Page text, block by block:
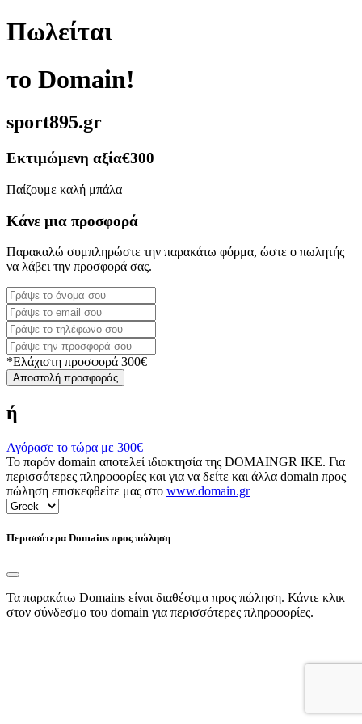
Πωλείται
το Domain!
sport895.gr
Εκτιμώμενη αξία€300
Παίζουμε καλή μπάλα
Κάνε μια προσφορά
Παρακαλώ συμπληρώστε την παρακάτω φόρμα, ώστε ο πωλητής
να λάβει την προσφορά σας.
*Ελάχιστη προσφορά 300€
Αποστολή προσφοράς
ή
Αγόρασε το τώρα με 300€
Το παρόν domain αποτελεί ιδιοκτησία της DOMAINGR ΙΚΕ. Για
περισσότερες πληροφορίες και για να δείτε και άλλα domain προς
πώληση επισκεφθείτε μας στο www.domain.gr
Περισσότερα Domains προς πώληση
Τα παρακάτω Domains είναι διαθέσιμα προς πώληση. Κάντε κλικ
στον σύνδεσμο του domain για περισσότερες πληροφορίες.